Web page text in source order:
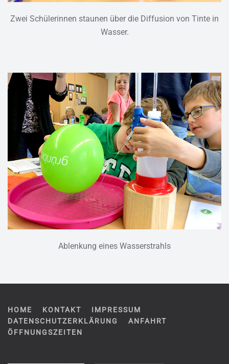
Zwei Schülerinnen staunen über die Diffusion von Tinte in
Wasser.
Ablenkung eines Wasserstrahls
HOME KONTAKT
IMPRESSUM
DATENSCHUTZERKLÄRUNG
ANFAHRT
ÖFFNUNGSZEITEN